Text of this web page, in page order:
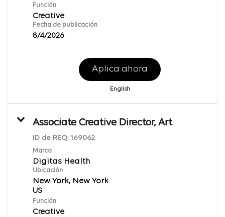
Función
Creative
Fecha de publicación
8/4/2026
Aplica ahora
English
Associate Creative Director, Art
ID de REQ: 169062
Marca
Digitas Health
Ubicación
New York, New York
Función
Creative